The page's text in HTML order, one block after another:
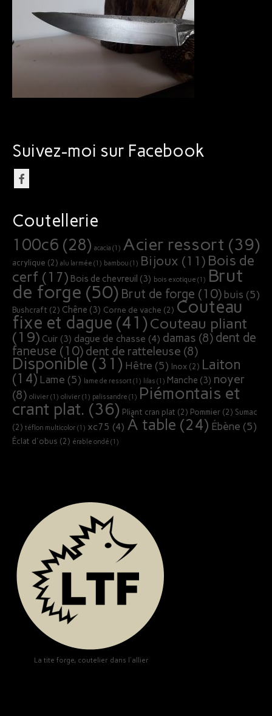
Bijoux
Suivez-moi sur Facebook
Coutellerie
100c6 (28) acacia (1) Acier ressort (39)
acrylique (2) alu larmée (1) bambou (1) Bijoux (11) Bois de
cerf (17) Bois de chevreuil (3) bois exotique (1) Brut
de forge (50) Brut de forge (10) buis (5)
Bushcraft (2) Chêne (3) Corne de vache (2) Couteau
fixe et dague (41) Couteau pliant
(19) Cuir (3) dague de chasse (4) damas (8) dent de
faneuse (10) dent de ratteleuse (8)
Disponible (31) Hêtre (5) Inox (2) Laiton
(14) Lame (5) lame de ressort (1) lilas (1) Manche (3) noyer
(8) olivier (1) olivier (1) palissandre (1) Piémontais et
crant plat. (36) Pliant cran plat (2) Pommier (2) Sumac
(2) téflon multicolor (1) xc75 (4) À table (24) Ébène (5)
Éclat d'obus (2) érable ondé (1)
La tite forge, coutelier dans l'allier